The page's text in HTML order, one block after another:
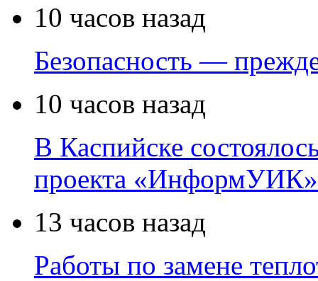
10 часов назад
Безопасность —
10 часов назад
В Каспийске
проекта «ИнформУИК»
13 часов назад
Работы по замене